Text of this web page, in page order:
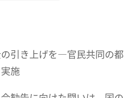
引き上げを―官民共同の都
施